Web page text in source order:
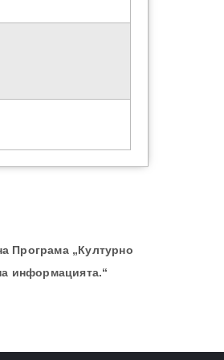
Програма „Културно
информацията.“